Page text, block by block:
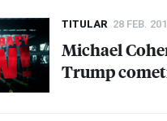
TITULAR 28 FEB.
Michael
Trump